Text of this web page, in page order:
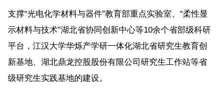
支撑“光电化学材料与器件”教育部重点实验室、“柔性显
示材料与技术”湖北省协同创新中心等10余个省部级科研
平台，江汉大学华烁产学研一体化湖北省研究生教育创
新基地、湖北鼎龙控股股份有限公司研究生工作站等省
级研究生实践基地的建设。